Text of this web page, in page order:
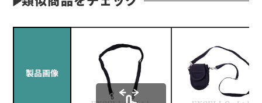
製品画像